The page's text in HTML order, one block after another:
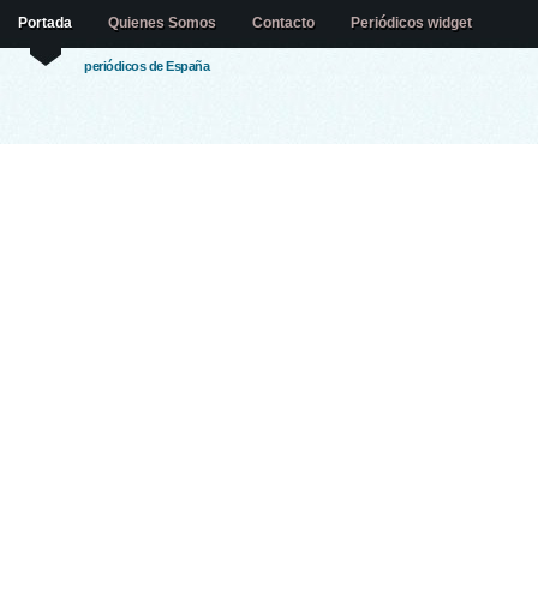
periódicos de España
Portada Quienes Somos Contacto Periódicos widget